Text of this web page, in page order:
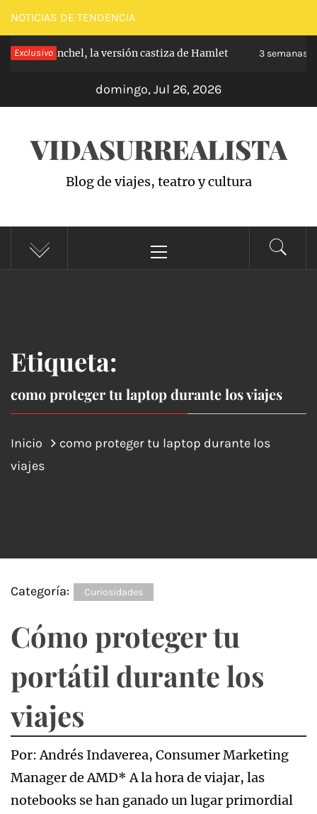
Saltar
al
contenido
NOTICIAS DE TENDENCIA
Exclusivo
de Carabanchel, la versión castiza de Hamlet 3 semanas
domingo, Jul 26, 2026
VIDASURREALISTA
Blog de viajes, teatro y cultura
principal
Etiqueta:
como proteger tu laptop durante los viajes
Inicio
como proteger tu laptop durante los
viajes
Categoría: Curiosidades
Cómo proteger tu
portátil durante los
viajes
Por: Andrés Indaverea, Consumer Marketing
Manager de AMD* A la hora de viajar, las
notebooks se han ganado un lugar primordial